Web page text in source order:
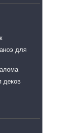
для
деков